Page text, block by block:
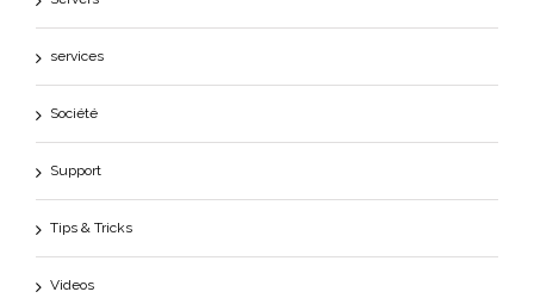
services
Société
Support
Tips & Tricks
Videos